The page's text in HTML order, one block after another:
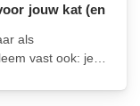
jouw kat (en
als
vast ook: je
een krabpaal...